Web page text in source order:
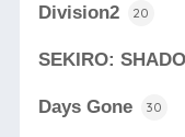
Division2 20
SEKIRO:
Days Gone 30